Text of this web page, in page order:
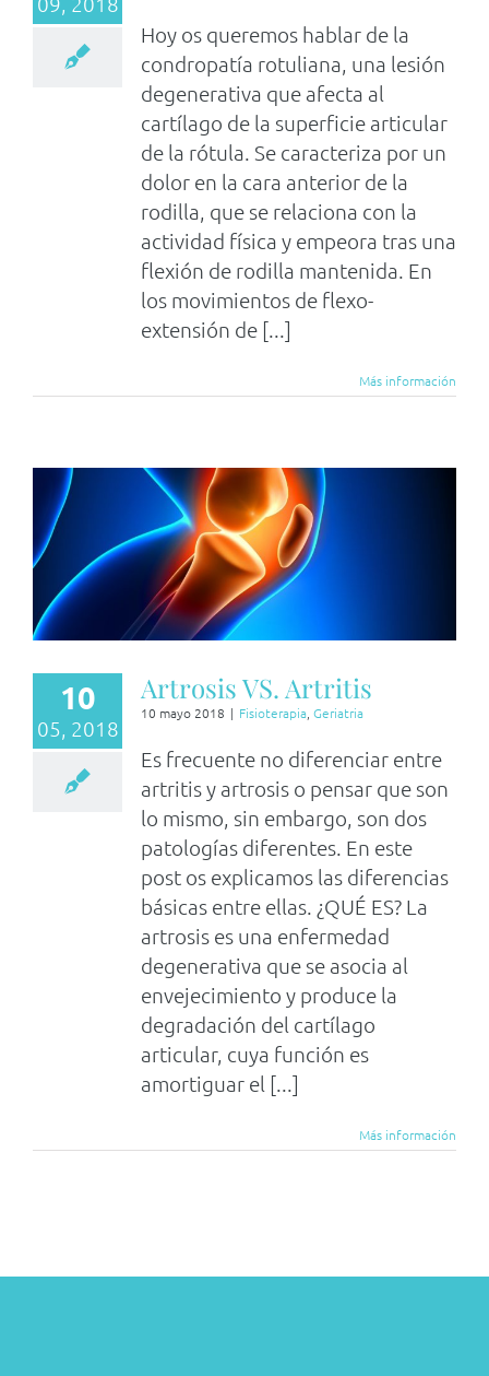
Hoy os queremos hablar de la
condropatía rotuliana, una lesión
degenerativa que afecta al
cartílago de la superficie articular
de la rótula. Se caracteriza por un
dolor en la cara anterior de la
rodilla, que se relaciona con la
actividad física y empeora tras una
flexión de rodilla mantenida. En
los movimientos de flexo-
extensión de [...]
Más información
10
05, 2018
Artrosis VS. Artritis
10 mayo 2018 | Fisioterapia Geriatria
Es frecuente no diferenciar entre
artritis y artrosis o pensar que son
lo mismo, sin embargo, son dos
patologías diferentes. En este
post os explicamos las diferencias
básicas entre ellas. ¿QUÉ ES? La
artrosis es una enfermedad
degenerativa que se asocia al
envejecimiento y produce la
degradación del cartílago
articular, cuya función es
amortiguar el [...]
Más información